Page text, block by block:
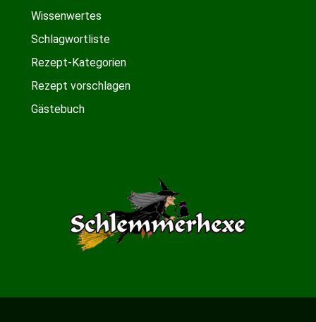
Wissenwertes
Schlagwortliste
Rezept-Kategorien
Rezept vorschlagen
Gästebuch